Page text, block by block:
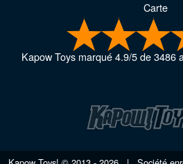
Carte
Kapow Toysmarqué4.9/5de3486